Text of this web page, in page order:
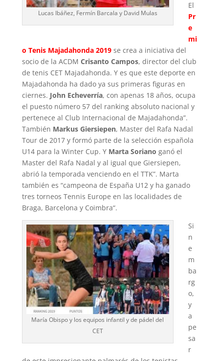
Lucas Ibáñez, Fermín Barcala y David Mulas
El
Pr
e
mi
o Tenis Majadahonda 2019 se crea a iniciativa del
socio de la ACDM Crisanto Campos, director del club
de tenis CET Majadahonda. Y es que este deporte en
Majadahonda ha dado ya sus primeras figuras en
ciernes. John Echeverría, con apenas 18 años, ocupa
el puesto número 57 del ranking absoluto nacional y
pertenece al Club Internacional de Majadahonda”.
También Markus Giersiepen, Master del Rafa Nadal
Tour de 2017 y formó parte de la selección española
U14 para la Winter Cup. Y Marta Soriano ganó el
Master del Rafa Nadal y al igual que Giersiepen,
abrió la temporada venciendo en el TTK”. Marta
también es “campeona de España U12 y ha ganado
tres torneos Tennis Europe en las localidades de
Braga, Barcelona y Coimbra“.
María Obispo y los equipos infantil y de pádel del
CET
Si
n
e
m
ba
rg
o,
y
a
pe
sa
r